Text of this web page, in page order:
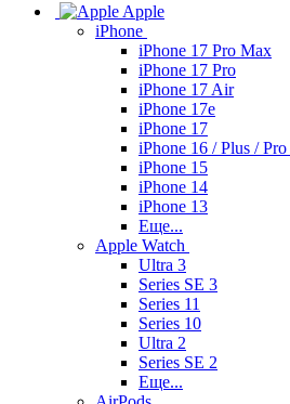
Apple
iPhone
iPhone 17 Pro Max
iPhone 17 Pro
iPhone 17 Air
iPhone 17e
iPhone 17
iPhone 16 / Plus /
iPhone 15
iPhone 14
iPhone 13
Еще...
Apple Watch
Ultra 3
Series SE 3
Series 11
Series 10
Ultra 2
Series SE 2
Еще...